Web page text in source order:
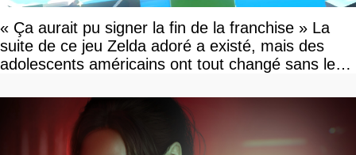
« Ça aurait pu signer la fin de la franchise » La
suite de ce jeu Zelda adoré a existé, mais des
adolescents américains ont tout changé sans le